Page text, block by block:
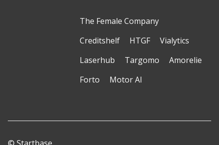
The Female Company
Creditshelf
HTGF
Vialytics
Laserhub
Targomo
Amorelie
Forto
Motor AI